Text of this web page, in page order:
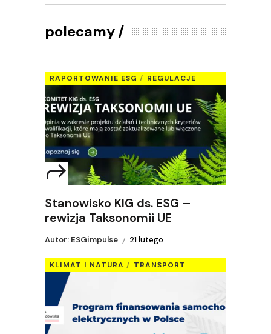
polecamy
RAPORTOWANIE ESG REGULACJE
Stanowisko KIG ds. ESG –
rewizja Taksonomii UE
Autor: ESGimpulse 21 lutego
KLIMAT I NATURA TRANSPORT